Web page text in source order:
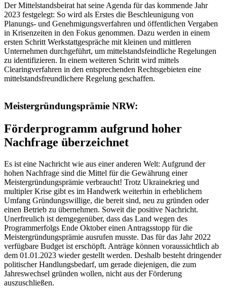
Der Mittelstandsbeirat hat seine Agenda für das kommende Jahr
2023 festgelegt: So wird als Erstes die Beschleunigung von
Planungs- und Genehmigungsverfahren und öffentlichen Vergaben
in Krisenzeiten in den Fokus genommen. Dazu werden in einem
ersten Schritt Werkstattgespräche mit kleinen und mittleren
Unternehmen durchgeführt, um mittelstandsfeindliche Regelungen
zu identifizieren. In einem weiteren Schritt wird mittels
Clearingverfahren in den entsprechenden Rechtsgebieten eine
mittelstandsfreundlichere Regelung geschaffen.
Meistergründungsprämie NRW:
Förderprogramm aufgrund hoher
Nachfrage überzeichnet
Es ist eine Nachricht wie aus einer anderen Welt: Aufgrund der
hohen Nachfrage sind die Mittel für die Gewährung einer
Meistergründungsprämie verbraucht! Trotz Ukrainekrieg und
multipler Krise gibt es im Handwerk weiterhin in erheblichem
Umfang Gründungswillige, die bereit sind, neu zu gründen oder
einen Betrieb zu übernehmen. Soweit die positive Nachricht.
Unerfreulich ist demgegenüber, dass das Land wegen des
Programmerfolgs Ende Oktober einen Antragsstopp für die
Meistergründungsprämie ausrufen musste. Das für das Jahr 2022
verfügbare Budget ist erschöpft. Anträge können voraussichtlich ab
dem 01.01.2023 wieder gestellt werden. Deshalb besteht dringender
politischer Handlungsbedarf, um gerade diejenigen, die zum
Jahreswechsel gründen wollen, nicht aus der Förderung
auszuschließen.